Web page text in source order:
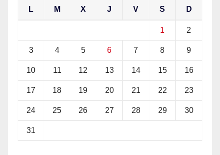
L M X J V S D
1 2
3 4 5 6 7 8 9
10 11 12 13 14 15 16
17 18 19 20 21 22 23
24 25 26 27 28 29 30
31